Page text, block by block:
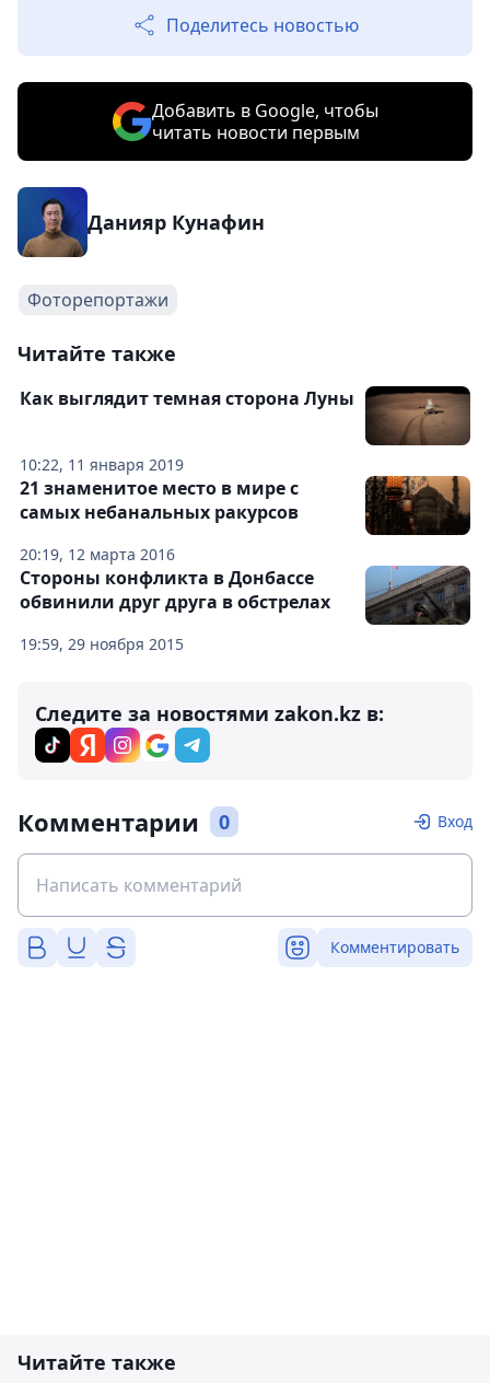
Поделитесь новостью
Добавить в Google, чтобы
читать новости первым
Данияр Кунафин
Фоторепортажи
Читайте также
10:22, 11 января 2019
Как выглядит темная сторона Луны
20:19, 12 марта 2016
21 знаменитое место в мире с
самых небанальных ракурсов
19:59, 29 ноября 2015
Стороны конфликта в Донбассе
обвинили друг друга в обстрелах
Следите за новостями zakon.kz в:
Комментарии 0 Вход
Комментировать
Читайте также